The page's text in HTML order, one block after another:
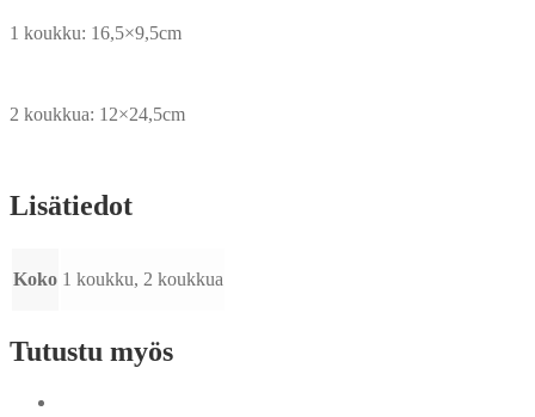
1 koukku: 16,5×9,5cm
2 koukkua: 12×24,5cm
Lisätiedot
Koko 1 koukku, 2 koukkua
Tutustu myös